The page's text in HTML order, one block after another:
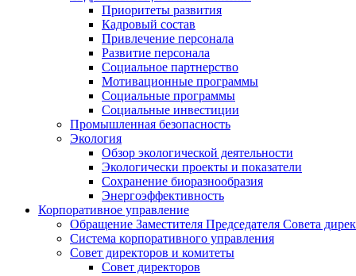
Приоритеты развития
Кадровый состав
Привлечение персонала
Развитие персонала
Социальное партнерство
Мотивационные программы
Социальные программы
Социальные инвестиции
Промышленная безопасность
Экология
Обзор экологической деятельности
Экологически проекты и показатели
Сохранение биоразнообразия
Энергоэффективность
Корпоративное управление
Обращение Заместителя Председателя Совета
Система корпоративного управления
Совет директоров и комитеты
Совет директоров